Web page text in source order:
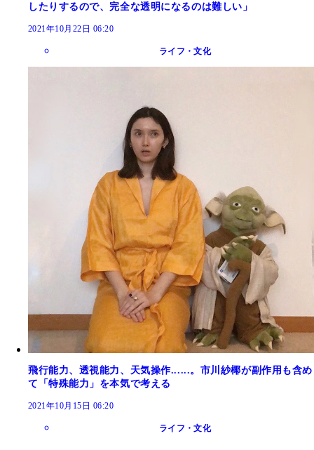
したりするので、完全な透明になるのは難しい」
2021年10月22日 06:20
ライフ・文化
飛行能力、透視能力、天気操作......。市川紗椰が副作用も含め
て「特殊能力」を本気で考える
2021年10月15日 06:20
ライフ・文化